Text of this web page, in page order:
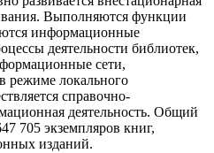
Выполняются функции
информационные
деятельности библиотек,
сети,
режиме локального
справочно-
деятельность. Общий
705 экземпляров книг,
изданий.